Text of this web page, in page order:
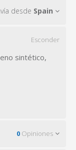
desde Spain
Esconder
sintético,
0 Opiniones